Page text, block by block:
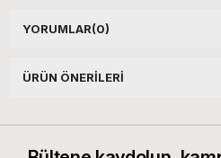
YORUMLAR(0)
ÜRÜN ÖNERILERI